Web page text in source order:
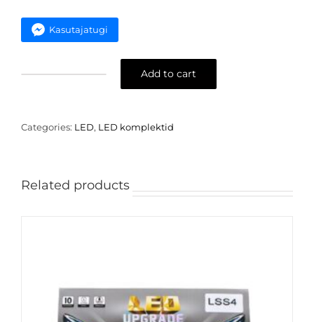
Kasutajatugi
12V
Add to cart
Categories: LED, LED komplektid
Related products